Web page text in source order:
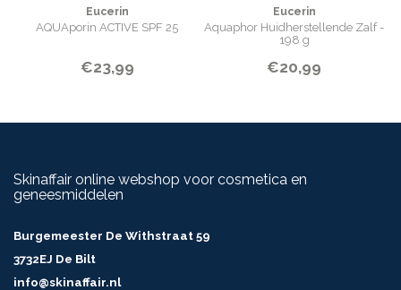
Eucerin
AQUAporin ACTIVE SPF 25
€23,99
Eucerin
Aquaphor Huidherstellende Zalf -
198 g
€20,99
Skinaffair online webshop voor cosmetica en
geneesmiddelen
Burgemeester De Withstraat 59
3732EJ De Bilt
info@skinaffair.nl